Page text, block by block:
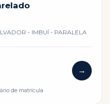
- IMBUÍ - PARALELA
→
de matrícula